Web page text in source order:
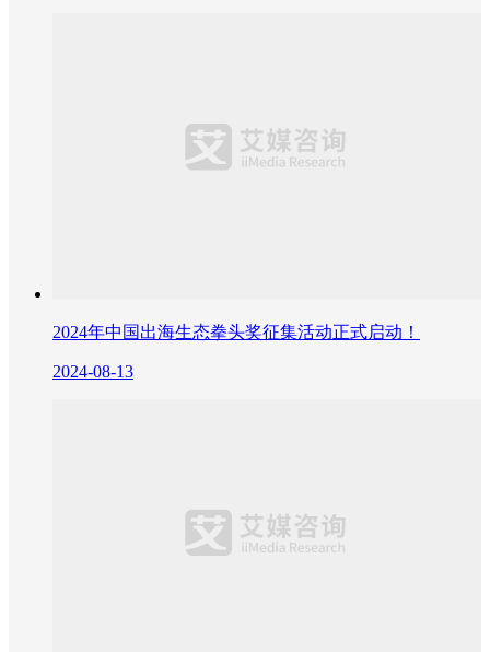
2024年中国出海生态拳头奖征集活动正式启动！
2024-08-13